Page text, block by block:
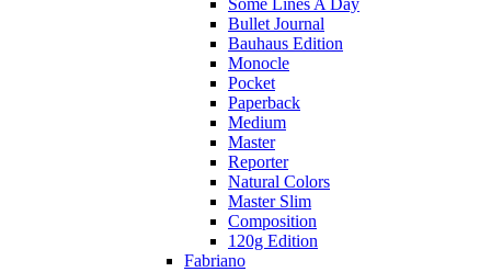
Some Lines A Day
Bullet Journal
Bauhaus Edition
Monocle
Pocket
Paperback
Medium
Master
Reporter
Natural Colors
Master Slim
Composition
120g Edition
Fabriano